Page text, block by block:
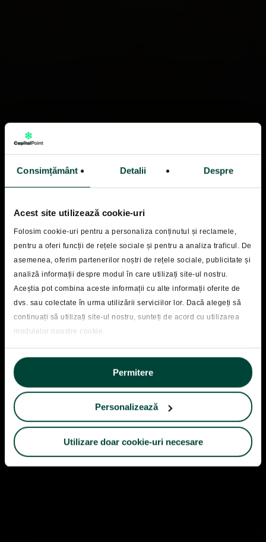
Consimțământ Detalii Despre
Acest site utilizează cookie-uri
Folosim cookie-uri pentru a personaliza conținutul și reclamele,
pentru a oferi funcții de rețele sociale și pentru a analiza traficul. De
asemenea, oferim partenerilor noștri de rețele sociale, publicitate și
analiză informații despre modul în care utilizați site-ul nostru.
Aceștia pot combina aceste informații cu alte informații oferite de
dvs. sau colectate în urma utilizării serviciilor lor. Dacă alegeți să
continuați să utilizați site-ul nostru, sunteți de acord cu utilizarea
modulelor noastre cookie.
Permitere
Personalizează
Utilizare doar cookie-uri necesare
Educatie financiara
Riscuri si reglementare:
colapsul Silicon Valley
Bank